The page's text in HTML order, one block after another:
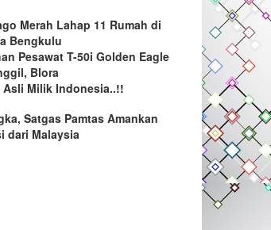
Merah Lahap 11 Rumah di
Bengkulu
Pesawat T-50i Golden Eagle
Blora
Asli Milik Indonesia..!!
Satgas Pamtas Amankan
dari Malaysia